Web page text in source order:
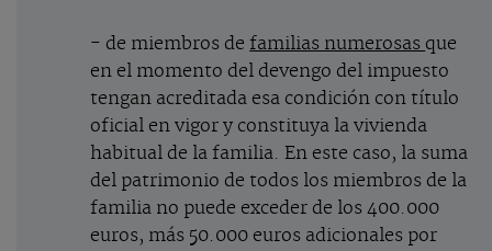
- de miembros defamilias numerosas que
en el momento del devengo del impuesto
tengan acreditada esa condición con título
oficial en vigor y constituya la vivienda
habitual de la familia. En este caso, la suma
del patrimonio de todos los miembros de la
familia no puede exceder de los 400.000
euros, más 50.000 euros adicionales por